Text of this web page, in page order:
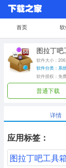
首页
图拉丁吧
软件大小：
软件分类：系
软件授权：免
普通下载
详情
应用标签：
图拉丁吧工具